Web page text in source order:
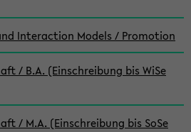
Interaction Models / Promotion
/ B.A. (Einschreibung bis WiSe
/ M.A. (Einschreibung bis SoSe